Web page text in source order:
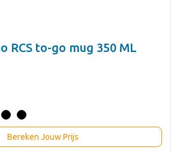
RCS to-go mug 350 ML
Bereken Jouw Prijs